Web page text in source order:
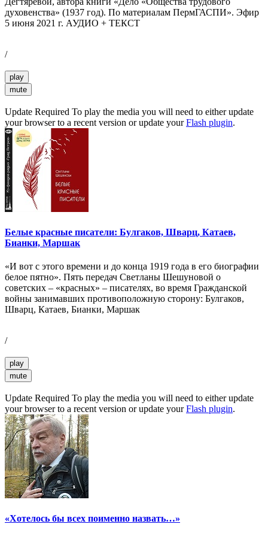
духовенства» (1937 год). По материалам ПермГАСПИ». Эфир
5 июня 2021 г. АУДИО + ТЕКСТ
/
play
mute
Update Required To play the media you will need to either update
your browser to a recent version or update yourFlash plugin.
Белые красные писатели: Булгаков, Шварц, Катаев,
Бианки, Маршак
«И вот с этого времени и до конца 1919 года в его биографии
белое пятно». Пять передач Светланы Шешуновой о
советских – «красных» – писателях, во время Гражданской
войны занимавших противоположную сторону: Булгаков,
Шварц, Катаев, Бианки, Маршак
/
play
mute
Update Required To play the media you will need to either update
your browser to a recent version or update yourFlash plugin.
«Хотелось бы всех поименно назвать…»